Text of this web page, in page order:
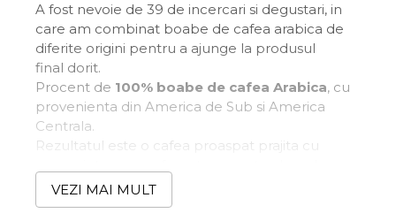
A fost nevoie de 39 de incercari si degustari, in
care am combinat boabe de cafea arabica de
diferite origini pentru a ajunge la produsul
final dorit.
Procent de 100% boabe de cafea Arabica, cu
provenienta din America de Sub si America
Centrala.
Rezultatul este o cafea proaspat prajita cu
fructe de padure, ciocolata si zahar brun.
Doza de cafea pe care o recomandam pentru o
VEZI MAI MULT